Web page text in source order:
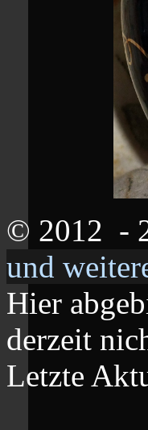
© 2012 -
und
Hier
derzeit
Letzte